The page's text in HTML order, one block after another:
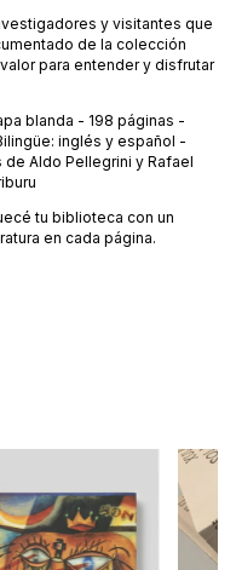
y visitantes que
de la colección
para entender y disfrutar
blanda - 198 páginas -
inglés y español -
Aldo Pellegrini y Rafael
tu biblioteca con un
en cada página.